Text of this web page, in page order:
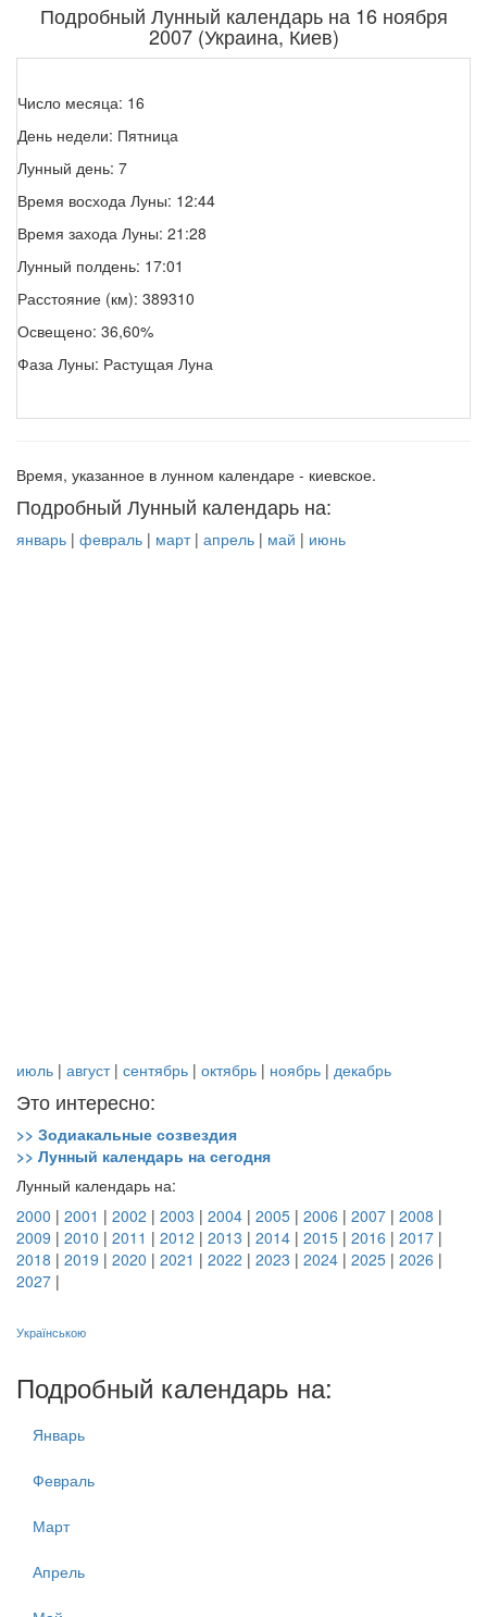
Подробный Лунный календарь на 16 ноября
2007 (Украина, Киев)
Число месяца: 16
День недели: Пятница
Лунный день: 7
Время восхода Луны: 12:44
Время захода Луны: 21:28
Лунный полдень: 17:01
Расстояние (км): 389310
Освещено: 36,60%
Фаза Луны: Растущая Луна
Время, указанное в лунном календаре - киевское.
Подробный Лунный календарь на:
январь | февраль | март| апрель | май | июнь
июль | август| сентябрь | октябрь | ноябрь | декабрь
Это интересно:
>> Зодиакальные созвездия
>> Лунный календарь на сегодня
Лунный календарь на:
2000 | 2001 | 2002 | 2003 | 2004 | 2005 | 2006 | 2007 | 2008 |
2009 | 2010 | 2011 | 2012 | 2013 | 2014 | 2015 | 2016 | 2017 |
2018 | 2019 | 2020 | 2021 | 2022 | 2023 | 2024 | 2025 | 2026 |
2027 |
Українською
Подробный календарь на:
Январь
Февраль
Март
Апрель